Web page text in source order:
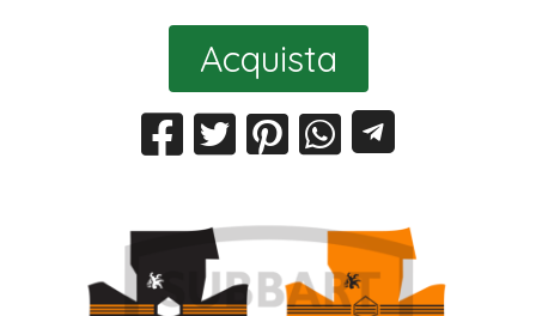
Acquista